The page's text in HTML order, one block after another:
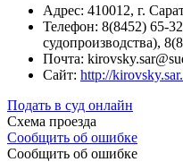
Адрес: 410012, г.
Телефон: 8(8452) 65-
судопроизводства),
Почта:
Сайт: http://
Подать в суд онлайн
Схема проезда
Сообщить об ошибке
Сообщить об ошибке